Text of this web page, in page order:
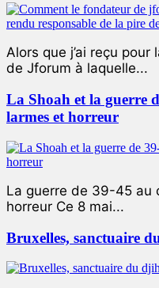
Alors que j’ai reçu
de Jforum à laquelle...
La Shoah et la guerre
larmes et horreur
La guerre de 39-45 au
horreur Ce 8 mai...
Bruxelles, sanctuaire